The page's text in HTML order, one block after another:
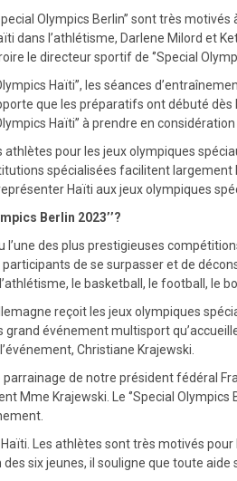
Olympics Berlin’’ sont très
dans l’athlétisme, Darlene Milord et
le directeur sportif de ‘’Special
Haïti’’, les séances
que les préparatifs ont débuté
Haïti’’ à prendre en
pour les jeux olympiques
spécialisées facilitent largement la
Haïti aux jeux olympiques
Berlin 2023’’?
l’une des plus prestigieuses
de se surpasser et de
le basketball, le football, le
reçoit les jeux olympiques
grand événement multisport
Christiane Krajewski.
de notre président fédéral
Mme Krajewski. Le ‘’Special
Les athlètes sont très motivés
six jeunes, il souligne que toute